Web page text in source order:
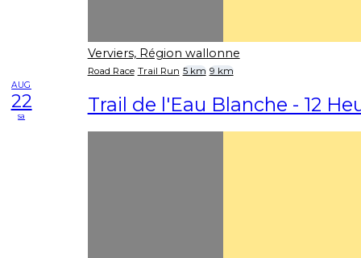
Verviers, Région wallonne
Road Race Trail Run 5 km 9 km
AUG
22
sa Trail de l'Eau Blanche - 12